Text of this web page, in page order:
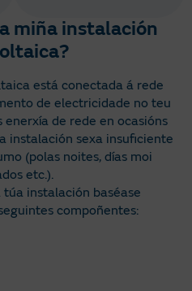
miña instalación
está conectada á rede
de electricidade no teu
de rede en ocasións
instalación sexa insuficiente
(polas noites, días moi
etc.).
instalación baséase
compoñentes: